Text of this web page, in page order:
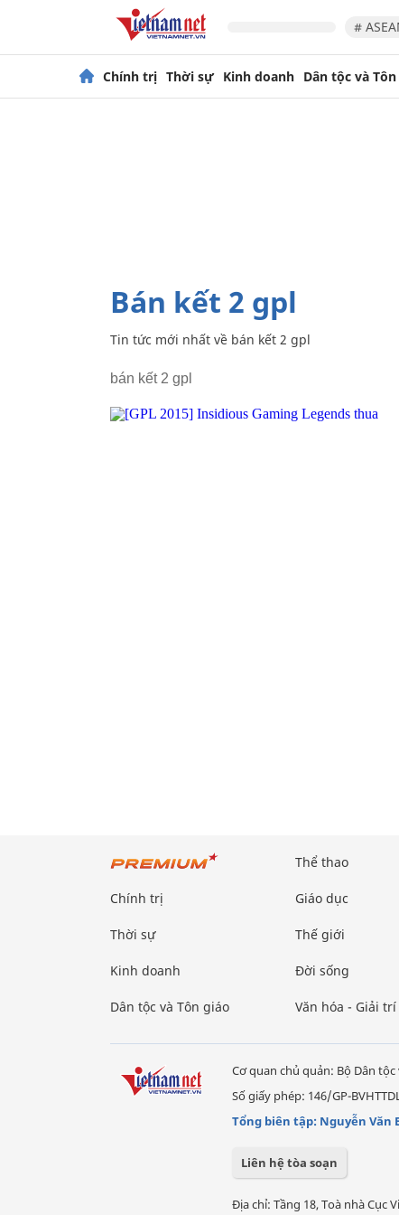
#
Chính trị Thời sự Kinh doanh Dân tộc và
bán kết 2 gpl
Tin tức mới nhất về bán kết 2 gpl
bán kết 2 gpl
Chính trị
Thời sự
Kinh doanh
Dân tộc và Tôn giáo
Thể thao
Giáo dục
Thế giới
Đời sống
Văn hóa - Giải trí
Cơ quan chủ quản: Bộ Dân tộc
Số giấy phép: 146/GP-
Tổng biên tập: Nguyễn Văn
Liên hệ tòa soạn
Địa chỉ: Tầng 18, Toà nhà Cục